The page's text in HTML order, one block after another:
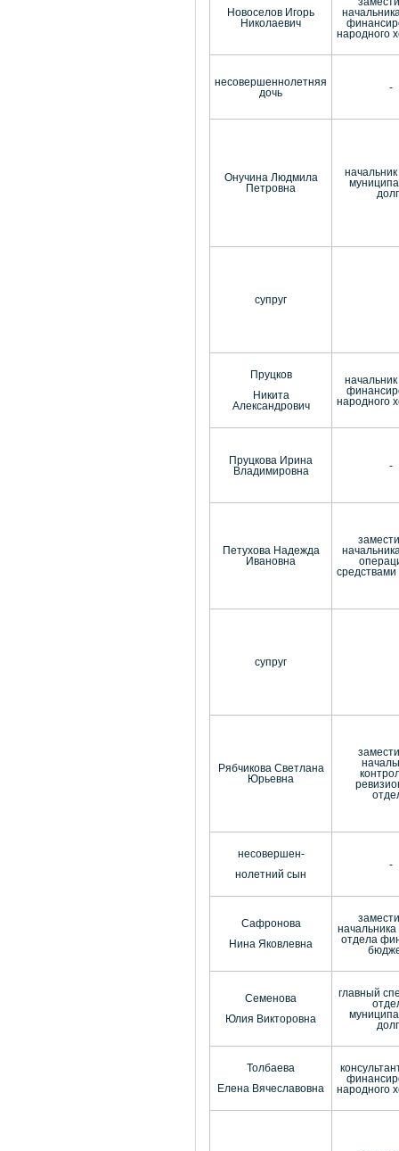
Новоселов Игорь
Николаевич
народного
несовершеннолетняя
дочь
-
Онучина Людмила
Петровна
супруг
Пруцков
Никита
Александрович
народного
Пруцкова Ирина
Владимировна
-
Петухова Надежда
Ивановна
супруг
Рябчикова Светлана
Юрьевна
несовершен-
нолетний сын
-
Сафронова
Нина Яковлевна
начальника
отдела
Семенова
Юлия Викторовна
главный
Толбаева
Елена Вячеславовна
народного